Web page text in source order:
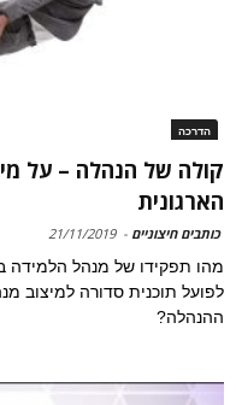
הדרכה
קולה של הנהלה – על
הארגונית
כותבים חיצוניים -
21/11/2019
מהו תפקידו של מנהל הלמידה
לפועל תוכנית סדורה למיצוב
ההנהלה?